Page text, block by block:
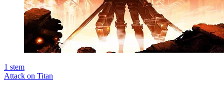
1 stem
Attack on Titan